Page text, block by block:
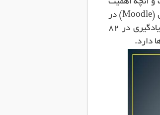
و آنچه اهمیت
دارد رتبه اول Adobe Captivate Prime در سیستم های ابری و موبایل و مودل (Moodle) در
سیستم های متن باز است. بر اساس آمار سایت مودل این سیستم مدیریت یادگیری در 82